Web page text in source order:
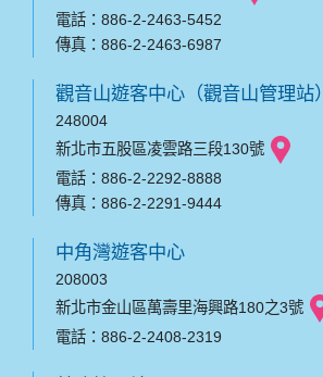
電話：886-2-2463-5452
傳真：886-2-2463-6987
觀音山遊客中心（觀音山管理站）
248004
新北市五股區凌雲路三段130號
電話：886-2-2292-8888
傳真：886-2-2291-9444
中角灣遊客中心
208003
新北市金山區萬壽里海興路180之3號
電話：886-2-2408-2319